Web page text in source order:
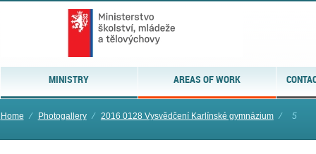
MINISTRY AREAS OF WORK
Home ⁄ Photogallery ⁄ 2016 0128 Vysvědčení Karlínské gymnázium ⁄ 5